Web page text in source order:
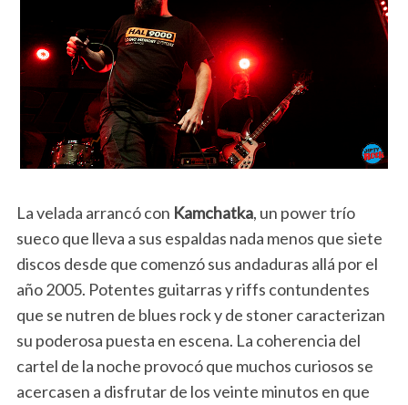
La velada arrancó con Kamchatka, un power trío
sueco que lleva a sus espaldas nada menos que siete
discos desde que comenzó sus andaduras allá por el
año 2005. Potentes guitarras y riffs contundentes
que se nutren de blues rock y de stoner caracterizan
su poderosa puesta en escena. La coherencia del
cartel de la noche provocó que muchos curiosos se
acercasen a disfrutar de los veinte minutos en que